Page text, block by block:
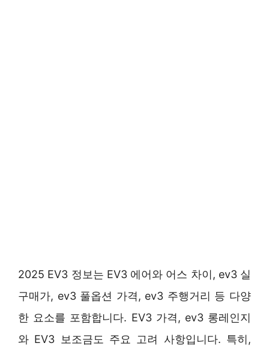
2025 EV3 정보는 EV3 에어와 어스 차이, ev3 실
구매가, ev3 풀옵션 가격, ev3 주행거리 등 다양
한 요소를 포함합니다. EV3 가격, ev3 롱레인지
와 EV3 보조금도 주요 고려 사항입니다. 특히,